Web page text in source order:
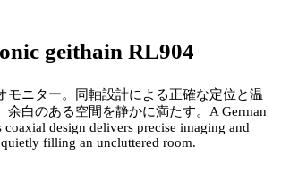
geithain RL904
モニター。同軸設計による正確な定位と温
余白のある空間を静かに満たす。 A German
design delivers precise imaging and
filling an uncluttered room.